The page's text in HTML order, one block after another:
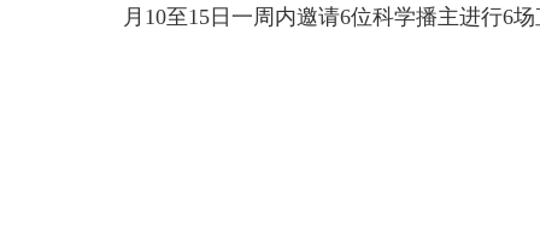
月10至15日一周内邀请6位科学播主进行6